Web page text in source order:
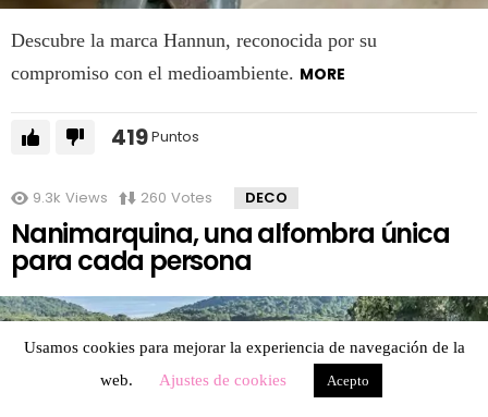
Descubre la marca Hannun, reconocida por su
compromiso con el medioambiente. MORE
419Puntos
9.3k Views 260 Votes DECO
Nanimarquina, una alfombra única
para cada persona
Usamos cookies para mejorar la experiencia de navegación de la
web.
Ajustes de cookies Acepto